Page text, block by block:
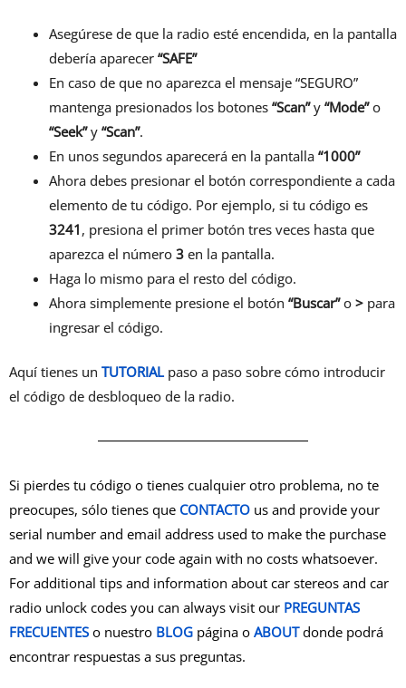
Asegúrese de que la radio esté encendida, en la pantalla
debería aparecer “SAFE”
En caso de que no aparezca el mensaje “SEGURO”
mantenga presionados los botones “Scan”y “Mode”o
“Seek”y “Scan”.
En unos segundos aparecerá en la pantalla “1000”
Ahora debes presionar el botón correspondiente a cada
elemento de tu código. Por ejemplo, si tu código es
3241 , presiona el primer botón tres veces hasta que
aparezca el número 3en la pantalla.
Haga lo mismo para el resto del código.
Ahora simplemente presione el botón “Buscar”o >para
ingresar el código.
Aquí tienes un TUTORIAL paso a paso sobre cómo introducir
el código de desbloqueo de la radio.
Si pierdes tu código o tienes cualquier otro problema, no te
preocupes, sólo tienes que CONTACTO us and provide your
serial number and email address used to make the purchase
and we will give your code again with no costs whatsoever.
For additional tips and information about car stereos and car
radio unlock codes you can always visit our PREGUNTAS
FRECUENTES o nuestro BLOG página o ABOUTdonde podrá
encontrar respuestas a sus preguntas.